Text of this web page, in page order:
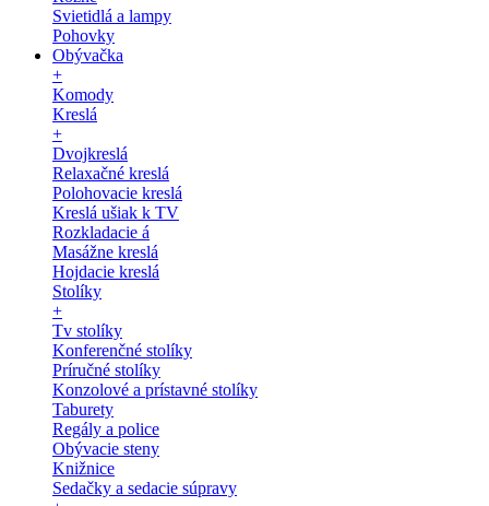
Svietidlá a lampy
Pohovky
Obývačka
+
Komody
Kreslá
+
Dvojkreslá
Relaxačné kreslá
Polohovacie kreslá
Kreslá ušiak k TV
Rozkladacie á
Masážne kreslá
Hojdacie kreslá
Stolíky
+
Tv stolíky
Konferenčné stolíky
Príručné stolíky
Konzolové a prístavné stolíky
Taburety
Regály a police
Obývacie steny
Knižnice
Sedačky a sedacie súpravy